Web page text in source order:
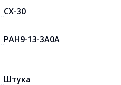
CX-30
PAH9-13-3A0A
Штука